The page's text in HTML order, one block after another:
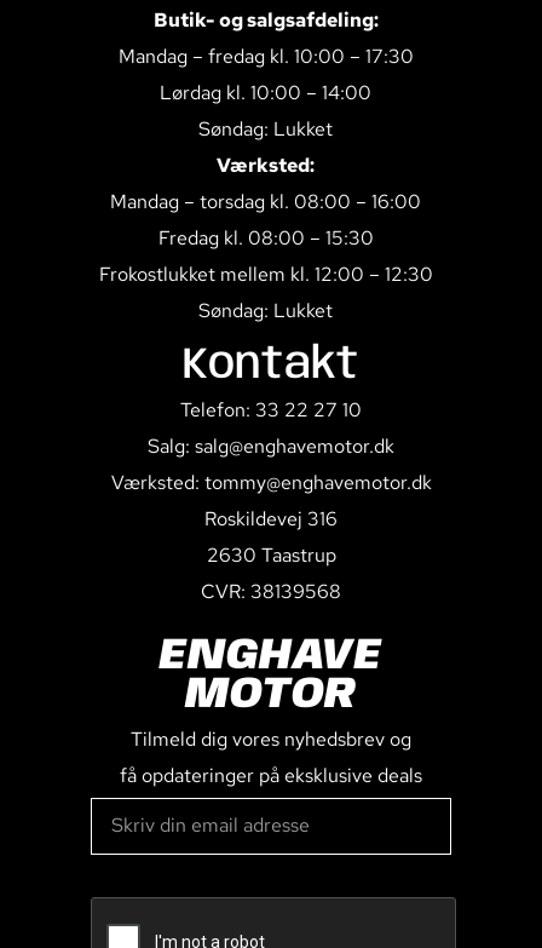
Butik- og salgsafdeling:
Mandag – fredag kl. 10:00 – 17:30
Lørdag kl. 10:00 – 14:00
Søndag: Lukket
Værksted:
Mandag – torsdag kl. 08:00 – 16:00
Fredag kl. 08:00 – 15:30
Frokostlukket mellem kl. 12:00 – 12:30
Søndag: Lukket
Kontakt
Telefon: 33 22 27 10
Salg: salg@enghavemotor.dk
Værksted: tommy@enghavemotor.dk
Roskildevej 316
2630 Taastrup
CVR: 38139568
ENGHAVE
MOTOR
Tilmeld dig vores nyhedsbrev og
få opdateringer på eksklusive deals